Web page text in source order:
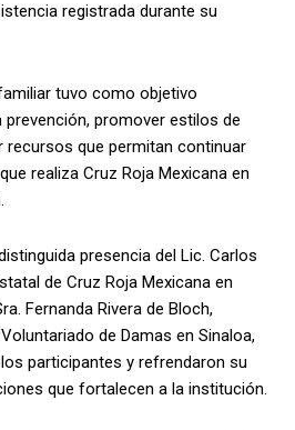
registrada durante su
tuvo como objetivo
promover estilos de
recursos que permitan continuar
realiza Cruz Roja Mexicana en
presencia del Lic. Carlos
de Cruz Roja Mexicana en
Fernanda Rivera de Bloch,
de Damas en Sinaloa,
participantes y refrendaron su
que fortalecen a la institución.